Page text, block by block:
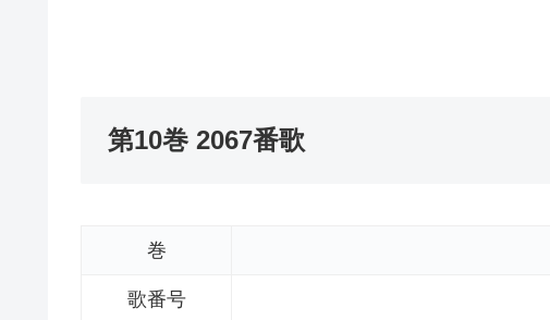
第10巻 2067番歌
巻
歌番号